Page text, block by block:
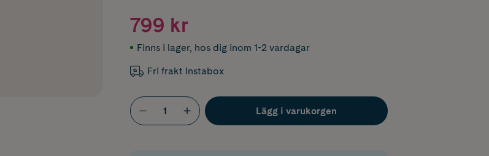
799 kr
Finns i lager, hos dig inom 1-2 vardagar
Fri frakt Instabox
Lägg i varukorgen